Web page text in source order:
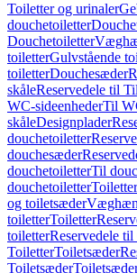
Toiletter og urinaler
douchetoiletter
Douchetoiletter
toiletterGulvstående
toiletterDouchesæder
skåleReservedele til
WC-sideenhederTil
skåleDesignplader
douchetoiletter
douchesæder
douchetoiletterTil
douchetoiletterToiletter
og toiletsæder
toiletterToiletter
toiletterReservedele
ToiletterToiletsæder
Toiletsæder